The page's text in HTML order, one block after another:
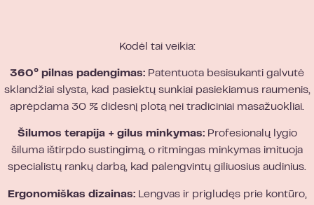
Kodėl tai veikia:
360° pilnas padengimas: Patentuota besisukanti galvutė
sklandžiai slysta, kad pasiektų sunkiai pasiekiamus raumenis,
aprėpdama 30 % didesnį plotą nei tradiciniai masažuokliai.
Šilumos terapija + gilus minkymas:Profesionalų lygio
šiluma ištirpdo sustingimą, o ritmingas minkymas imituoja
specialistų rankų darbą, kad palengvintų giliuosius audinius.
Ergonomiškas dizainas:Lengvas ir prigludęs prie kontūro,